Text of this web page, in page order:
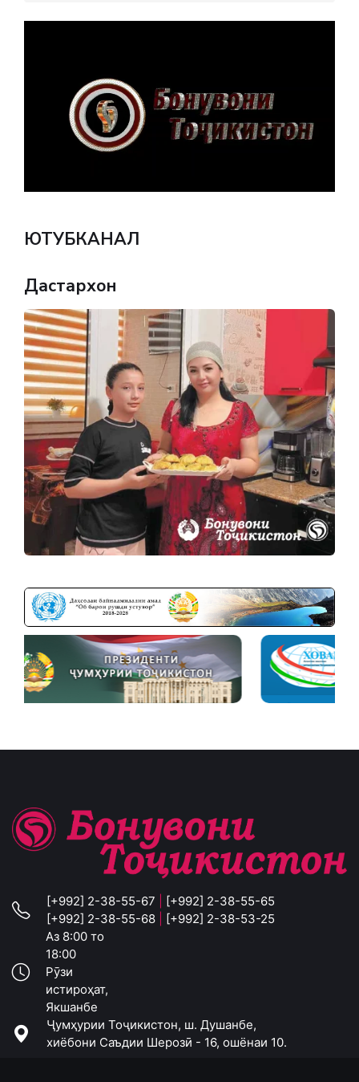
ЮТУБКАНАЛ
Дастархон
[+992] 2-38-55-67
[+992] 2-38-55-65
[+992] 2-38-55-68
[+992] 2-38-53-25
Аз 8:00 то
18:00
Рӯзи
истироҳат,
Якшанбе
Ҷумҳурии Тоҷикистон, ш. Душанбе,
хиёбони Саъдии Шерозӣ - 16, ошёнаи 10.